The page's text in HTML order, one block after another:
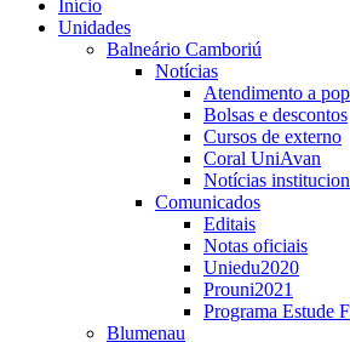
Início
Unidades
Balneário Camboriú
Notícias
Atendimento a
Bolsas e descontos
Cursos de externo
Coral UniAvan
Notícias
Comunicados
Editais
Notas oficiais
Uniedu2020
Prouni2021
Programa Estude
Blumenau